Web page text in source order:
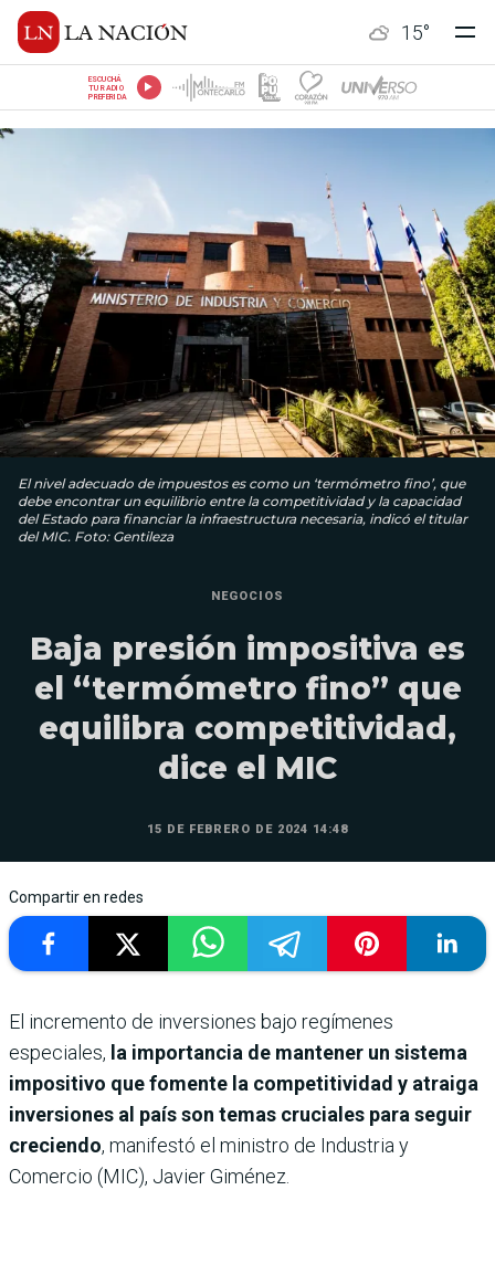
15°
ESCUCHÁ
TU RADIO
PREFERIDA
El nivel adecuado de impuestos es como un ‘termómetro fino’, que
debe encontrar un equilibrio entre la competitividad y la capacidad
del Estado para financiar la infraestructura necesaria, indicó el titular
del MIC. Foto: Gentileza
NEGOCIOS
Baja presión impositiva es
el “termómetro fino” que
equilibra competitividad,
dice el MIC
15 DE FEBRERO DE 2024 14:48
Compartir en redes
El incremento de inversiones bajo regímenes
especiales, la importancia de mantener un sistema
impositivo que fomente la competitividad y atraiga
inversiones al país son temas cruciales para seguir
creciendo, manifestó el ministro de Industria y
Comercio (MIC), Javier Giménez.